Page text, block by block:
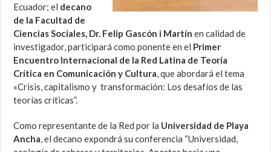
Ecuador; el decano
de la Facultad de
Ciencias Sociales, Dr. Felip Gascón i Martín en calidad de
investigador, participará como ponente en el Primer
Encuentro Internacional de la Red Latina de Teoría
Crítica en Comunicación y Cultura, que abordará el tema
«Crisis, capitalismo y transformación: Los desafíos de las
teorías críticas”.
Como representante de la Red por la Universidad de Playa
Ancha,el decano expondrá su conferencia “Universidad,